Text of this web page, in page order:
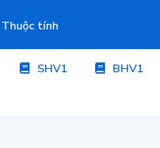
Thuộc tính
SHV1 BHV1